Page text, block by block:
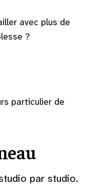
avec plus de
?
particulier de
par studio.